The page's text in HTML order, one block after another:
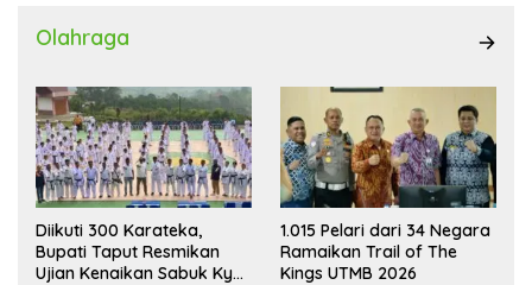
Olahraga
Diikuti 300 Karateka,
Bupati Taput Resmikan
Ujian Kenaikan Sabuk Kyu
1.015 Pelari dari 34 Negara
Ramaikan Trail of The
Kings UTMB 2026